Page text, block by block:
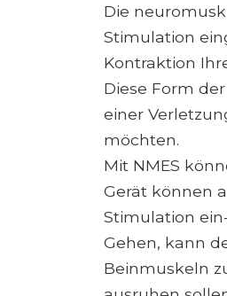
Die
Stimulation
Kontraktion
Diese Form
einer
möchten.
Mit NMES
Gerät können
Stimulation
Gehen, kann
Beinmuskeln